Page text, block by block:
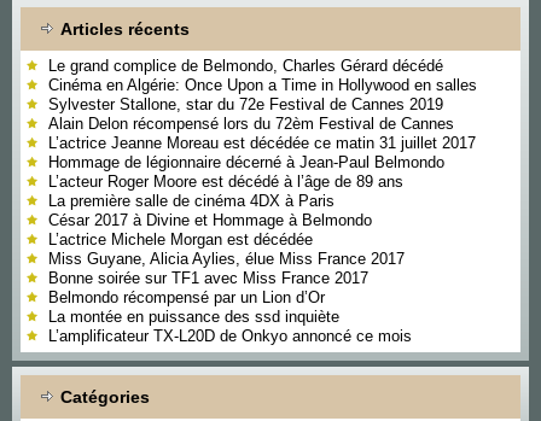
Articles récents
Le grand complice de Belmondo, Charles Gérard décédé
Cinéma en Algérie: Once Upon a Time in Hollywood en salles
Sylvester Stallone, star du 72e Festival de Cannes 2019
Alain Delon récompensé lors du 72èm Festival de Cannes
L’actrice Jeanne Moreau est décédée ce matin 31 juillet 2017
Hommage de légionnaire décerné à Jean-Paul Belmondo
L’acteur Roger Moore est décédé à l’âge de 89 ans
La première salle de cinéma 4DX à Paris
César 2017 à Divine et Hommage à Belmondo
L’actrice Michele Morgan est décédée
Miss Guyane, Alicia Aylies, élue Miss France 2017
Bonne soirée sur TF1 avec Miss France 2017
Belmondo récompensé par un Lion d’Or
La montée en puissance des ssd inquiète
L’amplificateur TX-L20D de Onkyo annoncé ce mois
Catégories